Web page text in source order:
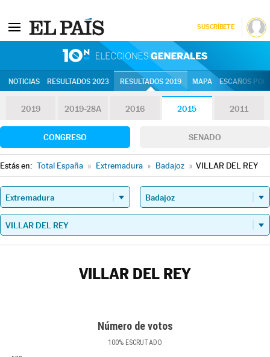
SUSCRÍBETE
NOTICIAS RESULTADOS 2023 RESULTADOS 2019 MAPA ESCAÑOS
2019 2019-28A 2016 2015 2011
CONGRESO SENADO
Estás en: Total España » Extremadura » Badajoz » VILLAR DEL REY
VILLAR DEL REY
Número de votos
100% ESCRUTADO